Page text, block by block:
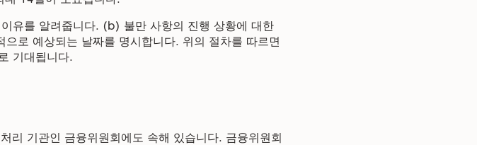
유를 알려줍니다. (b) 불만 사항의 진행 상황에 대한
로 예상되는 날짜를 명시합니다. 위의 절차를 따르면
기대됩니다.
리 기관인 금융위원회에도 속해 있습니다. 금융위원회